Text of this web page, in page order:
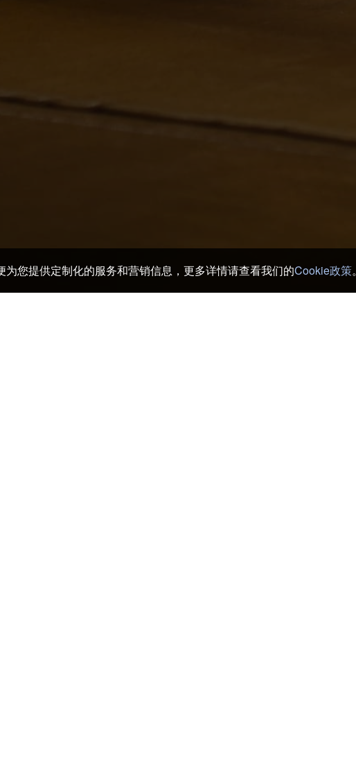
为您提供定制化的服务和营销信息，更多详情请查看我们的Cookie政策。